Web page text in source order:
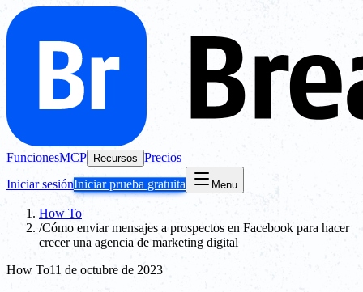
FuncionesMCP Recursos Precios
Iniciar sesiónIniciar prueba gratuita Menu
How To
/Cómo enviar mensajes a prospectos en Facebook para hacer
crecer una agencia de marketing digital
How To11 de octubre de 2023